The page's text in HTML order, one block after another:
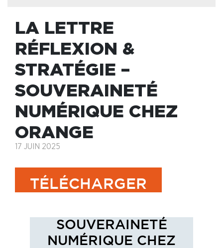
LA LETTRE
RÉFLEXION &
STRATÉGIE –
SOUVERAINETÉ
NUMÉRIQUE CHEZ
ORANGE
17 JUIN 2025
TÉLÉCHARGER
SOUVERAINETÉ
NUMÉRIQUE CHEZ